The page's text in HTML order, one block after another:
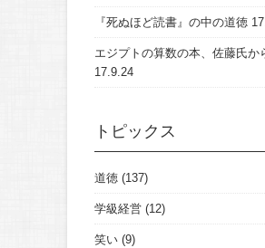
『死ぬほど読書』の中の道徳
エジプトの算数の本、佐藤氏か
17.9.24
トピックス
道徳 (137)
学級経営 (12)
笑い (9)